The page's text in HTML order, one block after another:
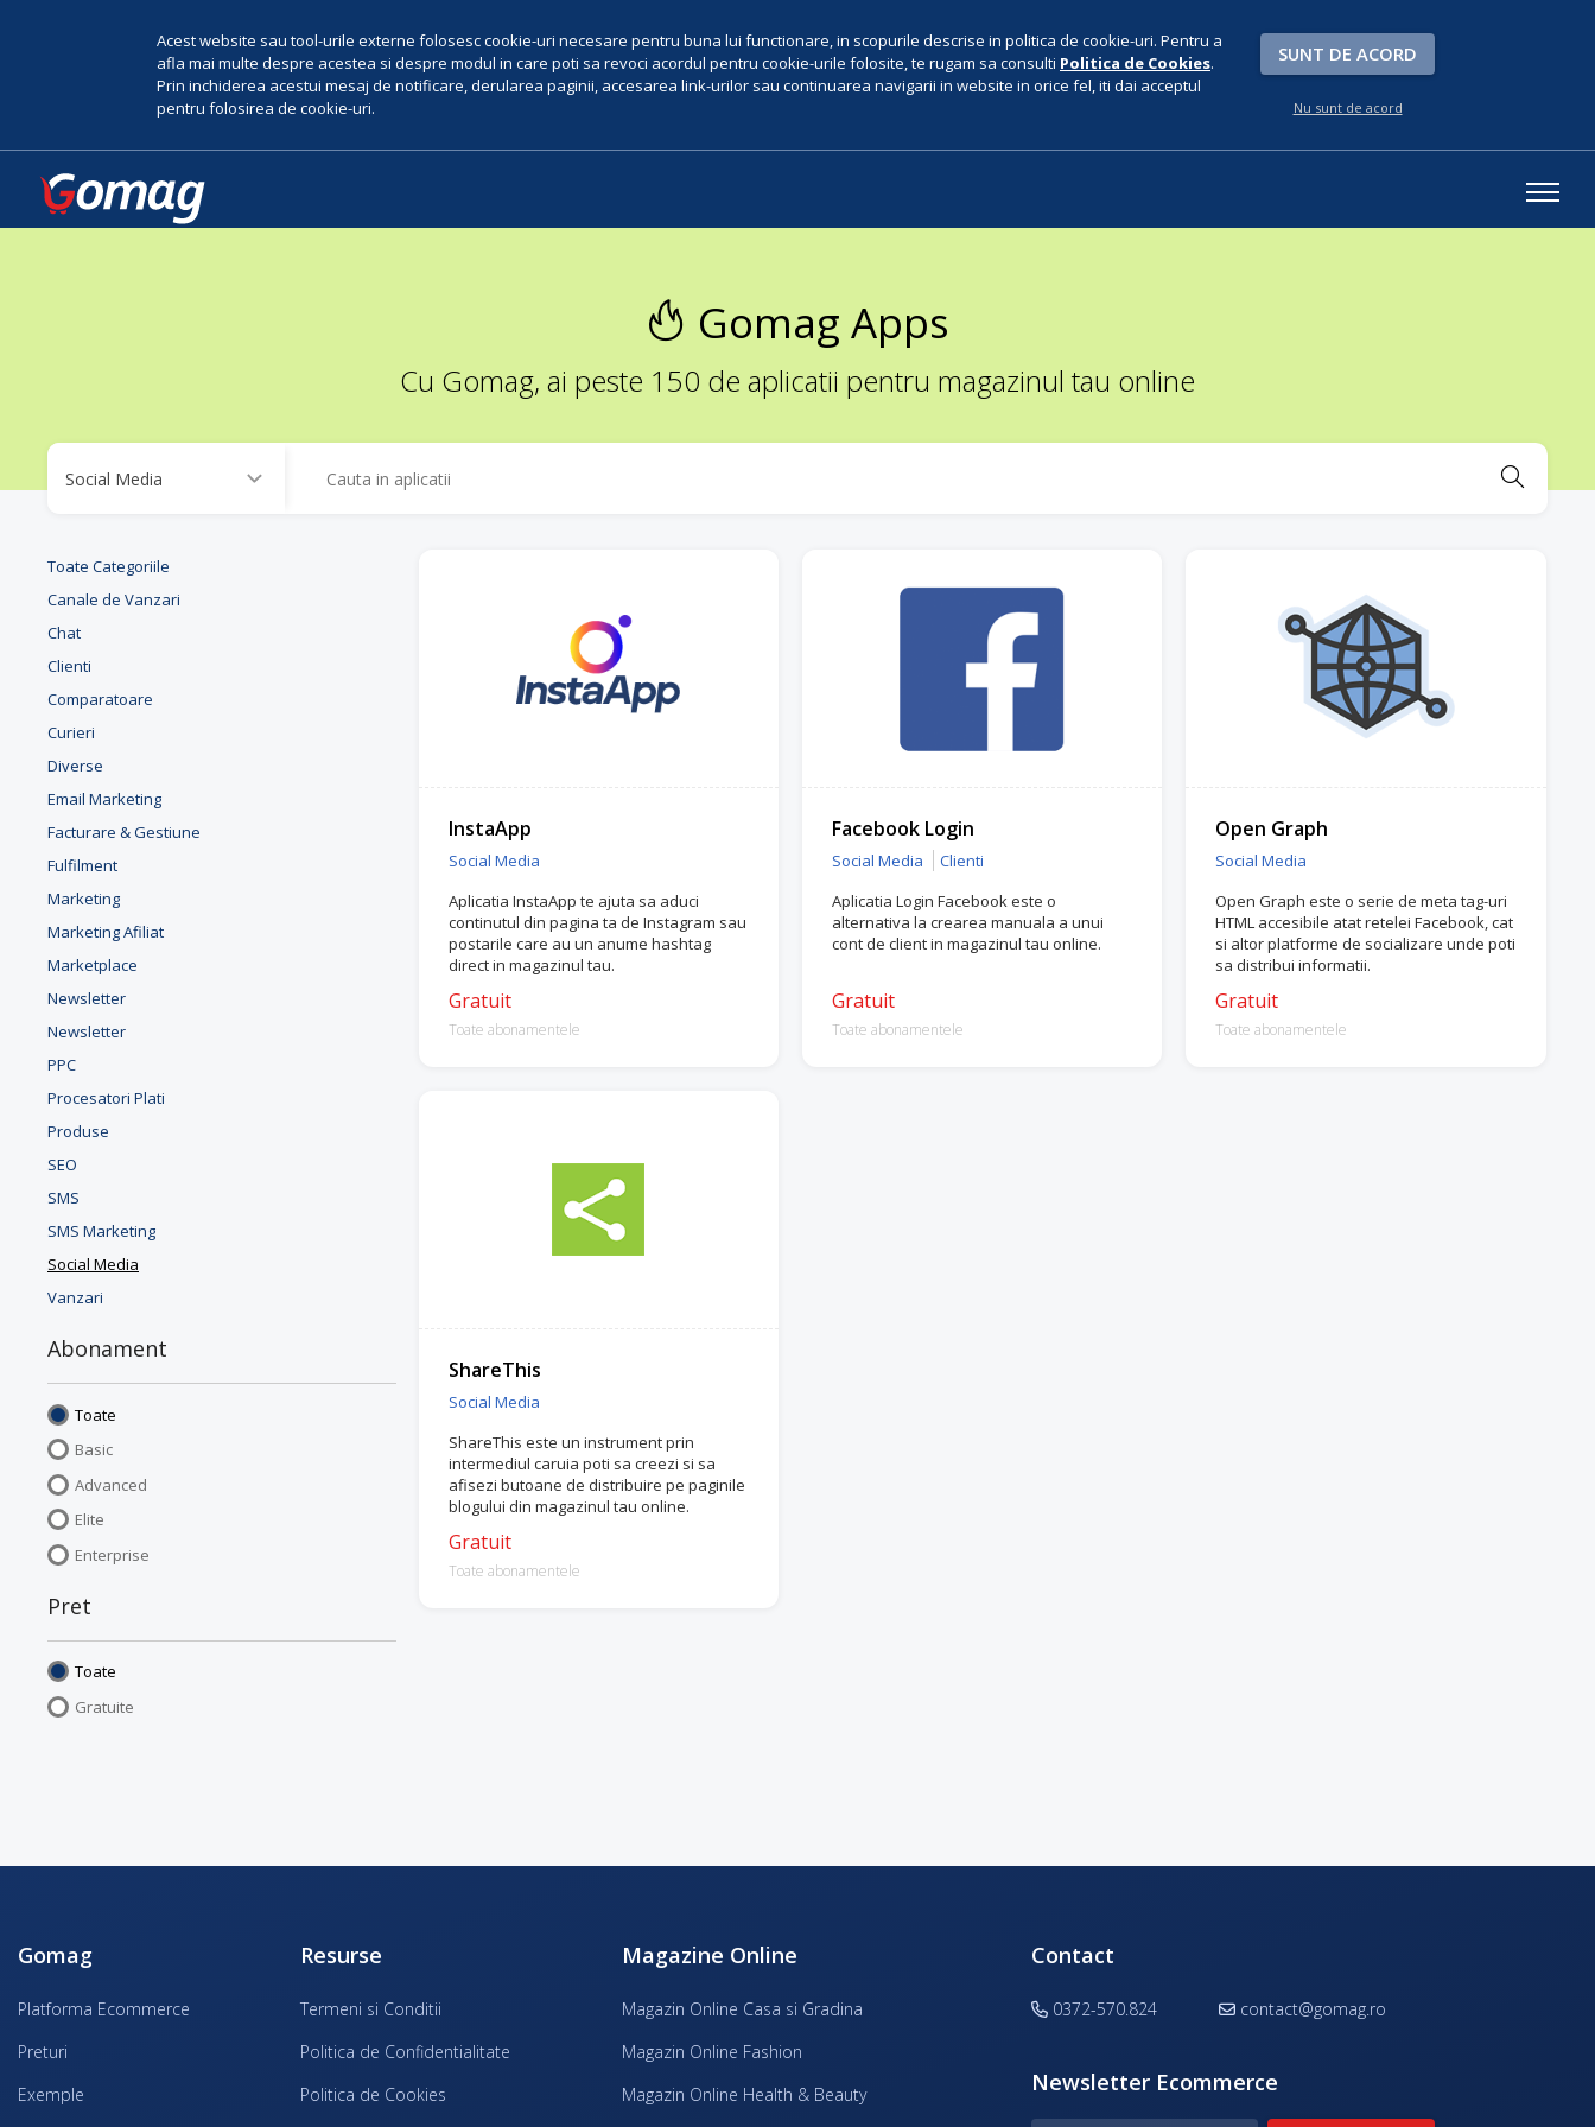
Acest website sau tool-urile externe folosesc cookie-uri necesare pentru buna lui functionare, in scopurile descrise in politica de cookie-uri. Pentru a
afla mai multe despre acestea si despre modul in care poti sa revoci acordul pentru cookie-urile folosite, te rugam sa consulti Politica de Cookies.
Prin inchiderea acestui mesaj de notificare, derularea paginii, accesarea link-urilor sau continuarea navigarii in website in orice fel, iti dai acceptul
pentru folosirea de cookie-uri.
SUNT DE ACORD
Nu sunt de acord
Gomag Apps
Cu Gomag, ai peste 150 de aplicatii pentru magazinul tau online
Toate Categoriile
Canale de Vanzari
Chat
Clienti
Comparatoare
Curieri
Diverse
Email Marketing
Facturare & Gestiune
Fulfilment
Marketing
Marketing Afiliat
Marketplace
Newsletter
Newsletter
PPC
Procesatori Plati
Produse
SEO
SMS
SMS Marketing
Social Media
Vanzari
Abonament
Toate
Basic
Advanced
Elite
Enterprise
Pret
Toate
Gratuite
InstaApp
Social Media
Aplicatia InstaApp te ajuta sa aduci
continutul din pagina ta de Instagram sau
postarile care au un anume hashtag
direct in magazinul tau.
Gratuit
Toate abonamentele
Facebook Login
Social Media
Clienti
Aplicatia Login Facebook este o
alternativa la crearea manuala a unui
cont de client in magazinul tau online.
Gratuit
Toate abonamentele
Open Graph
Social Media
Open Graph este o serie de meta tag-uri
HTML accesibile atat retelei Facebook, cat
si altor platforme de socializare unde poti
sa distribui informatii.
Gratuit
Toate abonamentele
ShareThis
Social Media
ShareThis este un instrument prin
intermediul caruia poti sa creezi si sa
afisezi butoane de distribuire pe paginile
blogului din magazinul tau online.
Gratuit
Toate abonamentele
Gomag
Platforma Ecommerce
Preturi
Exemple
Resurse
Termeni si Conditii
Politica de Confidentialitate
Politica de Cookies
Magazine Online
Magazin Online Casa si Gradina
Magazin Online Fashion
Magazin Online Health & Beauty
Contact
0372-570.824 contact@gomag.ro
Newsletter Ecommerce